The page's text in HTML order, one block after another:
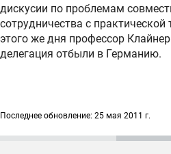
дискусии по проблемам
сотрудничества с
этого же дня профессор
делегация отбыли в Германию.
Последнее обновление: 25 мая 2011 г.